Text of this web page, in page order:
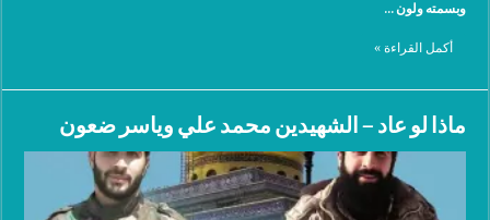
وبسمته ولون …
أكمل القراءة »
ماذا لو عاد – الشهيدين محمد علي وياسر ضعون